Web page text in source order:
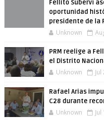
Fellito Suberví
oportunidad
presidente de la
Unknown
PRM reelige a
el Distrito
Unknown
Rafael Arias
C28 durante
Unknown